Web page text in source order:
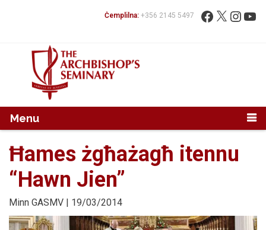
Fittex: Facebook
X
Ċemplilna: +356 2145 5497
Menu
Ħames żgħażagħ itennu
“Hawn Jien”
Minn GASMV | 19/03/2014